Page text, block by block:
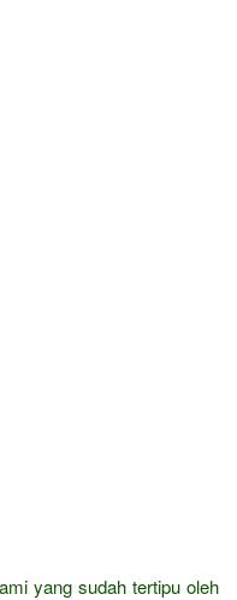
yang sudah tertipu oleh